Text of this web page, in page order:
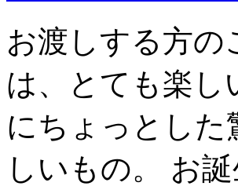
お渡しする方の
は、とても楽し
にちょっとした
しいもの。 お